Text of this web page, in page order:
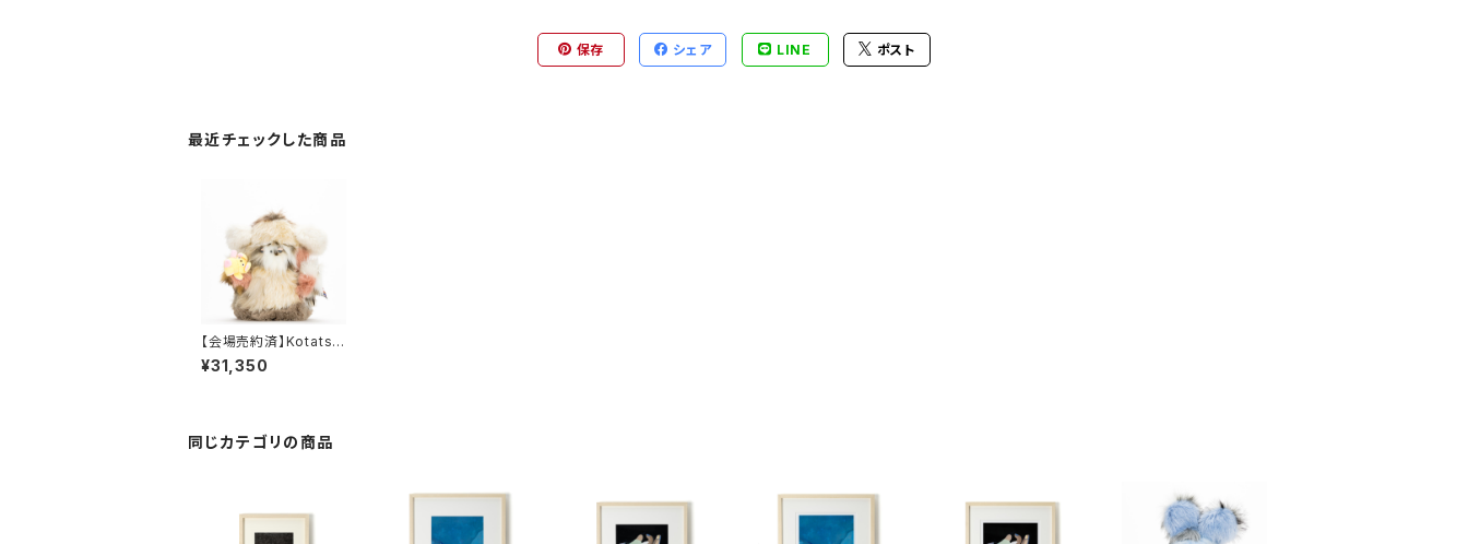
保存 シェア LINE ポスト
最近チェックした商品
【会場売約済】Kotatsu
Village ぬいぐるみB
「Cuddle犬」
¥31,350
同じカテゴリの商品